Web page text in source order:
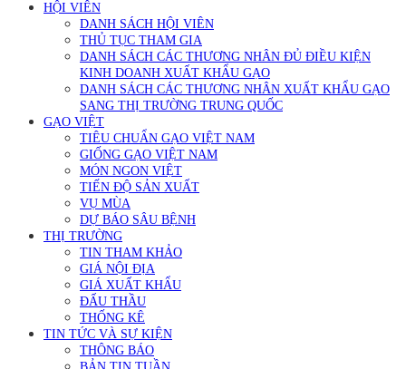
HỘI VIÊN
DANH SÁCH HỘI VIÊN
THỦ TỤC THAM GIA
DANH SÁCH CÁC THƯƠNG NHÂN ĐỦ ĐIỀU KIỆN
KINH DOANH XUẤT KHẨU GẠO
DANH SÁCH CÁC THƯƠNG NHÂN XUẤT KHẨU GẠO
SANG THỊ TRƯỜNG TRUNG QUỐC
GẠO VIỆT
TIÊU CHUẨN GẠO VIỆT NAM
GIỐNG GẠO VIỆT NAM
MÓN NGON VIỆT
TIẾN ĐỘ SẢN XUẤT
VỤ MÙA
DỰ BÁO SÂU BỆNH
THỊ TRƯỜNG
TIN THAM KHẢO
GIÁ NỘI ĐỊA
GIÁ XUẤT KHẨU
ĐẤU THẦU
THỐNG KÊ
TIN TỨC VÀ SỰ KIỆN
THÔNG BÁO